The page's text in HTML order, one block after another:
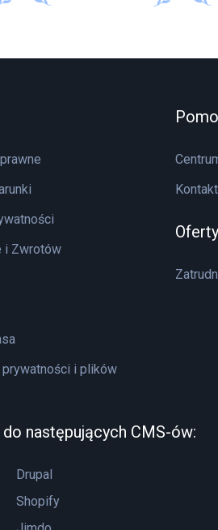
i Zwrotów
i plików
Kontakt
następujących CMS-ów:
Drupal
Shopify